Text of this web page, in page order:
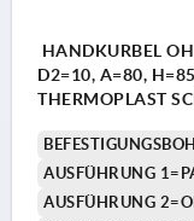
HANDKURBEL
D2=10, A=80,
THERMOPLAST
AUSFÜHRUNG
AUSFÜHRUNG